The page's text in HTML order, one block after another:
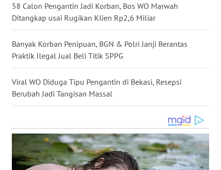
58 Calon Pengantin Jadi Korban, Bos WO Marwah
Ditangkap usai Rugikan Klien Rp2,6 Miliar
Banyak Korban Penipuan, BGN & Polri Janji Berantas
Praktik Ilegal Jual Beli Titik SPPG
Viral WO Diduga Tipu Pengantin di Bekasi, Resepsi
Berubah Jadi Tangisan Massal
JATIM
WN
BALI
WN
KALBAR
WN
WN
KALTARA